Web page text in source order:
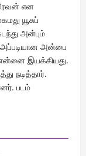
என
யூசுப்
அன்பும்
அப்படியான அன்பை
என்னை இயக்கியது.
நடித்தார்.
படம்